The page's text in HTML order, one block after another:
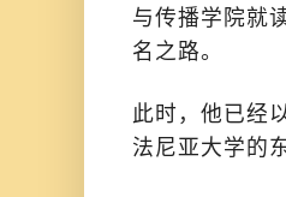
与传播学院就
名之路。
此时，他已经
法尼亚大学的